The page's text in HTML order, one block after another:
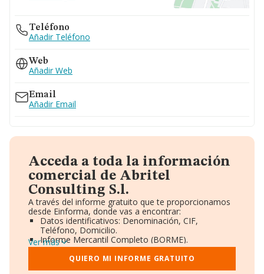
Teléfono
Añadir Teléfono
Web
Añadir Web
Email
Añadir Email
Acceda a toda la información
comercial de Abritel
Consulting S.l.
A través del informe gratuito que te proporcionamos
desde Einforma, donde vas a encontrar:
Datos identificativos: Denominación, CIF,
Teléfono, Domicilio.
Informe Mercantil Completo (BORME).
Gráficos de Evolución Ventas y Empleados.
Consejo de Administración y Administradores.
Directivos y Ejecutivos.
Ver más
QUIERO MI INFORME GRATUITO